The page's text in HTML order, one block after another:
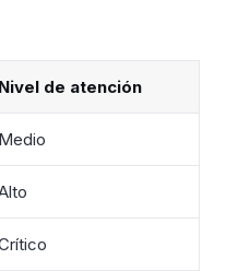
Nivel de atención
Medio